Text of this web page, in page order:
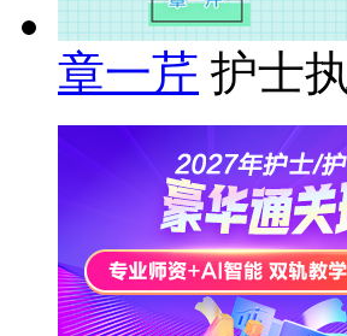
章一芹 护士